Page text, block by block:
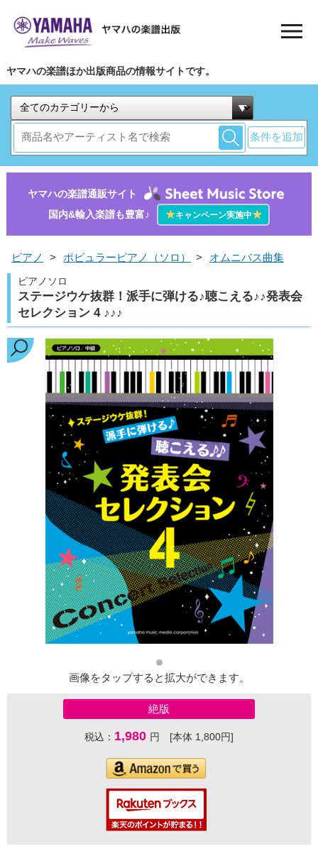
ヤマハの楽譜ほか出版商品の情報サイトです。
条件を追加
ヤマハの楽譜通販サイト
国内&輸入楽譜も豊富♪
★キャンペーン実施中★
ピアノ > ポピュラーピアノ（ソロ） > オムニバス曲集
ピアノソロ
ステージウケ抜群！派手に弾ける♪聴こえる♪♪発表会
セレクション 4 ♪♪♪
画像をタップすると拡大ができます。
絶版
税込： 1,980 円 [本体 1,800円]